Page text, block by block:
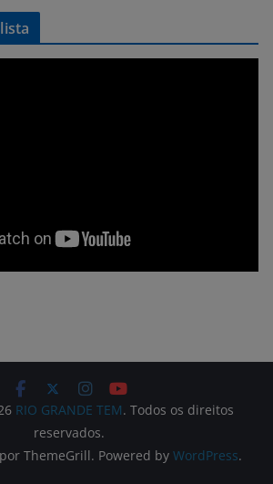
RIO GRANDE TEM. Todos os direitos
reservados.
por ThemeGrill. Powered by WordPress.